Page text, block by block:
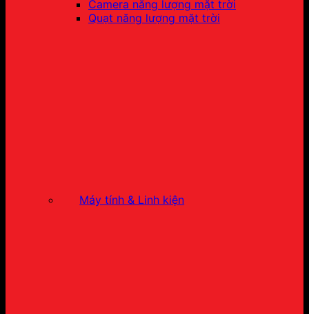
Camera năng lượng mặt trời
Quạt năng lượng mặt trời
Máy tính & Linh kiện